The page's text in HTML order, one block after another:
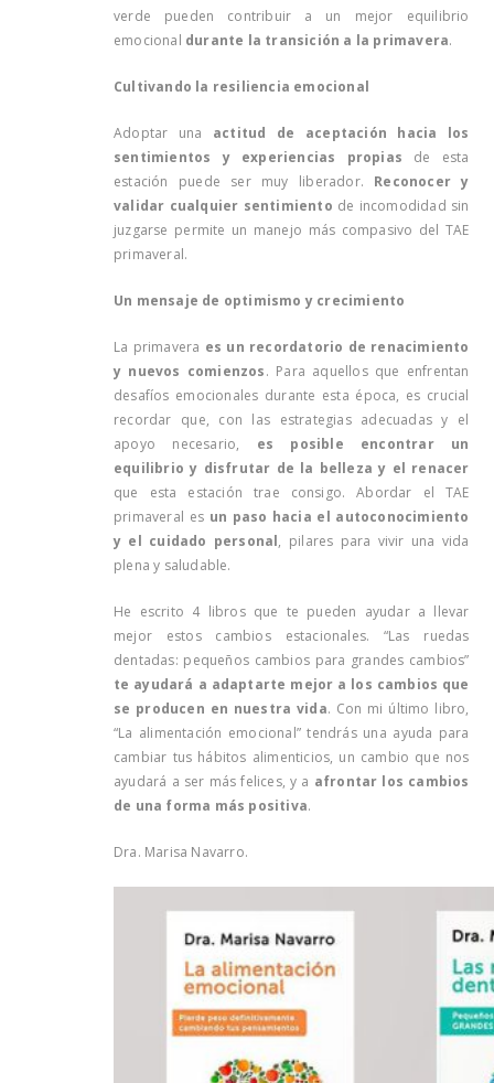
verde pueden contribuir a un mejor equilibrio
emocional durante la transición a la primavera.
Cultivando la resiliencia emocional
Adoptar una actitud de aceptación hacia los
sentimientos y experiencias propias de esta
estación puede ser muy liberador. Reconocer y
validar cualquier sentimiento de incomodidad sin
juzgarse permite un manejo más compasivo del TAE
primaveral.
Un mensaje de optimismo y crecimiento
La primavera es un recordatorio de renacimiento
y nuevos comienzos. Para aquellos que enfrentan
desafíos emocionales durante esta época, es crucial
recordar que, con las estrategias adecuadas y el
apoyo necesario, es posible encontrar un
equilibrio y disfrutar de la belleza y el renacer
que esta estación trae consigo. Abordar el TAE
primaveral es un paso hacia el autoconocimiento
y el cuidado personal, pilares para vivir una vida
plena y saludable.
He escrito 4 libros que te pueden ayudar a llevar
mejor estos cambios estacionales. “Las ruedas
dentadas: pequeños cambios para grandes cambios”
te ayudará a adaptarte mejor a los cambios que
se producen en nuestra vida. Con mi último libro,
“La alimentación emocional” tendrás una ayuda para
cambiar tus hábitos alimenticios, un cambio que nos
ayudará a ser más felices, y a afrontar los cambios
de una forma más positiva.
Dra. Marisa Navarro.